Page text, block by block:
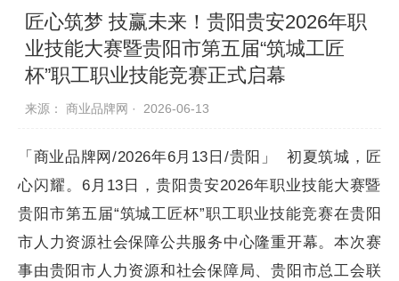
匠心筑梦 技赢未来！贵阳贵安2026年职
业技能大赛暨贵阳市第五届“筑城工匠
杯”职工职业技能竞赛正式启幕
来源： 商业品牌网 · 2026-06-13
「商业品牌网/2026年6月13日/贵阳」
初夏筑城，匠
心闪耀。6月13日，贵阳贵安2026年职业技能大赛暨
贵阳市第五届“筑城工匠杯”职工职业技能竞赛在贵阳
市人力资源社会保障公共服务中心隆重开幕。本次赛
事由贵阳市人力资源和社会保障局、贵阳市总工会联